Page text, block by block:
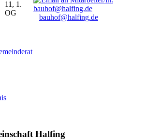
11, 1.
OG
bauhof@halfing.de
Halfing